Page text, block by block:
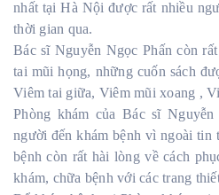
nhất tại Hà Nội được rất nhiều
thời gian qua.
Bác sĩ Nguyễn Ngọc Phấn còn
tai mũi họng, những cuốn sách
Viêm tai giữa, Viêm mũi xoang ,
Phòng khám của Bác sĩ
người đến khám bệnh vì ngoài tin
bệnh còn rất hài lòng về cách
khám, chữa bệnh với các trang